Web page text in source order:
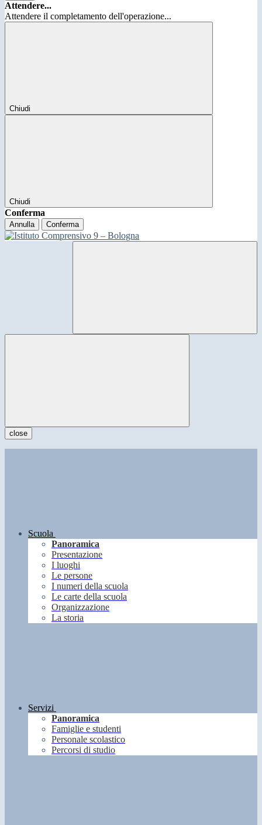
Attendere...
Attendere il completamento dell'operazione...
Chiudi
Chiudi
Conferma
Annulla Conferma
close
Scuola
Panoramica
Presentazione
I luoghi
Le persone
I numeri della scuola
Le carte della scuola
Organizzazione
La storia
Servizi
Panoramica
Famiglie e studenti
Personale scolastico
Percorsi di studio